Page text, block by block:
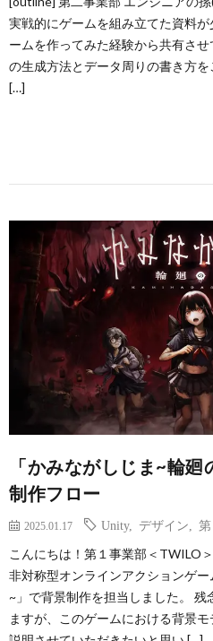
実戦的にゲームを組み立てた資料
ームを作ってみた経験から共有さ
の生成方法とデータ周りの書き方
[…]
「かみながしじま~輪
制作フロー
2025.01.17 Unity, デザイン 第
こんにちは！第１事業部＜TWILO
非対称型オンラインアクションゲ
~」で背景制作を担当しました。
ますが、このゲームにおける背景